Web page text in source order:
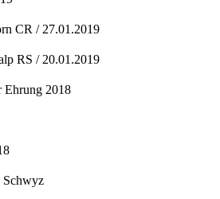
CR / 27.01.2019
RS / 20.01.2019
Ehrung 2018
Schwyz